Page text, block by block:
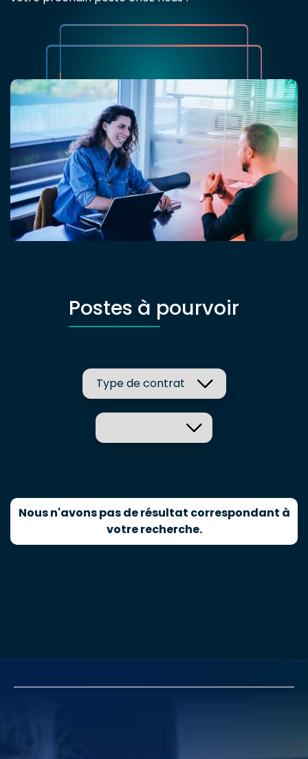
Postes à pourvoir
Nous n'avons pas de résultat correspondant à
votre recherche.